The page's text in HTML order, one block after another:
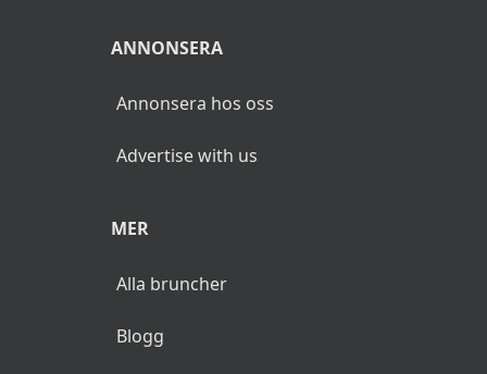
ANNONSERA
Annonsera hos oss
Advertise with us
MER
Alla bruncher
Blogg